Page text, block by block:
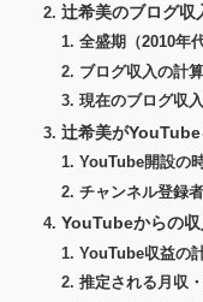
辻希美のブログ収
全盛期（2010年
ブログ収入の計
現在のブログ収
辻希美がYouTube
YouTube開設の
チャンネル登録
YouTubeからの収
YouTube収益の
推定される月収